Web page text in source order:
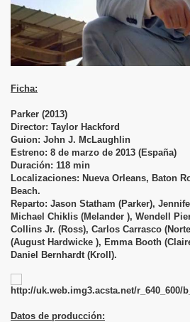
Ficha:
Parker (2013)
Director: Taylor Hackford
Guion: John J. McLaughlin
Estreno: 8 de marzo de 2013 (España)
Duración: 118 min
Localizaciones: Nueva Orleans, Baton
Beach.
Reparto: Jason Statham (Parker),
Michael Chiklis (Melander ), Wendell
Collins Jr. (Ross), Carlos Carrasco
(August Hardwicke ), Emma Booth
Daniel Bernhardt (Kroll).
Datos de producción: